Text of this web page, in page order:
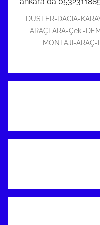
DUSTER-DACİA-
ARAÇLARA-Çeki-
MONTAJI-ARAÇ-